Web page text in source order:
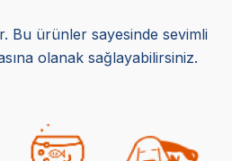
Bu ürünler sayesinde sevimli
olanak sağlayabilirsiniz.